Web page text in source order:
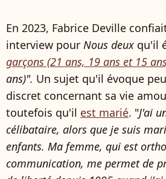
En 2023, Fabrice Deville
interview pour Nous deux qu'il
garçons (21 ans, 19 ans et 15
ans)". Un sujet qu'il évoque
discret concernant sa vie
toutefois qu'il est marié. "J'ai
célibataire, alors que je suis
enfants. Ma femme, qui est
communication, me permet de